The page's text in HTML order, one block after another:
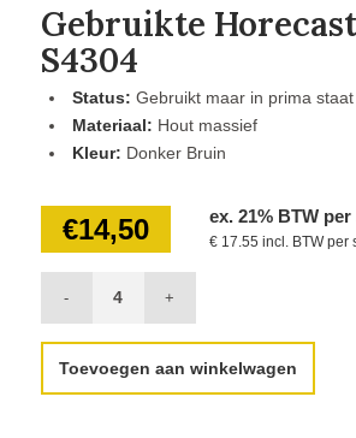
Gebruikte
S4304
Status: Gebruikt maar in prima staat
Materiaal: Hout massief
Kleur: Donker Bruin
€14,50 ex. 21% BTW
€ 17.55 incl. BTW per
Toevoegen aan winkelwagen